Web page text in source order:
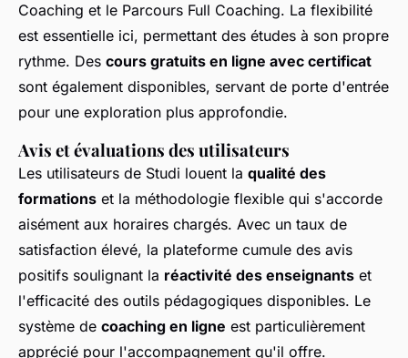
Coaching et le Parcours Full Coaching. La flexibilité
est essentielle ici, permettant des études à son propre
rythme. Des cours gratuits en ligne avec certificat
sont également disponibles, servant de porte d'entrée
pour une exploration plus approfondie.
Avis et évaluations des utilisateurs
Les utilisateurs de Studi louent la qualité des
formations et la méthodologie flexible qui s'accorde
aisément aux horaires chargés. Avec un taux de
satisfaction élevé, la plateforme cumule des avis
positifs soulignant la réactivité des enseignants et
l'efficacité des outils pédagogiques disponibles. Le
système de coaching en ligne est particulièrement
apprécié pour l'accompagnement qu'il offre.